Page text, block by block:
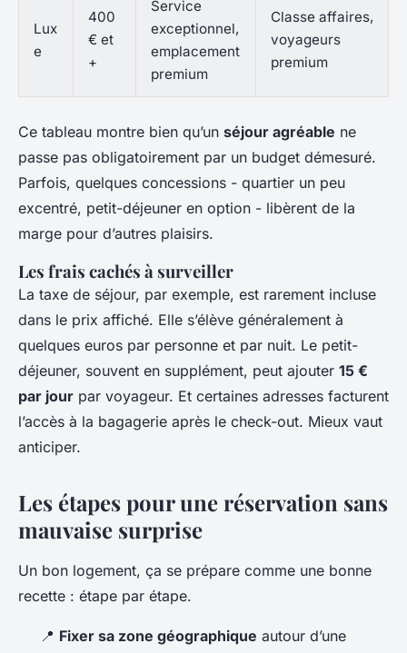
Lux
e
400
€ et
+
Service
exceptionnel,
emplacement
premium
Classe affaires,
voyageurs
premium
Ce tableau montre bien qu’un séjour agréable ne
passe pas obligatoirement par un budget démesuré.
Parfois, quelques concessions - quartier un peu
excentré, petit-déjeuner en option - libèrent de la
marge pour d’autres plaisirs.
Les frais cachés à surveiller
La taxe de séjour, par exemple, est rarement incluse
dans le prix affiché. Elle s’élève généralement à
quelques euros par personne et par nuit. Le petit-
déjeuner, souvent en supplément, peut ajouter 15 €
par jour par voyageur. Et certaines adresses facturent
l’accès à la bagagerie après le check-out. Mieux vaut
anticiper.
Les étapes pour une réservation sans
mauvaise surprise
Un bon logement, ça se prépare comme une bonne
recette : étape par étape.
📍 Fixer sa zone géographique autour d’une